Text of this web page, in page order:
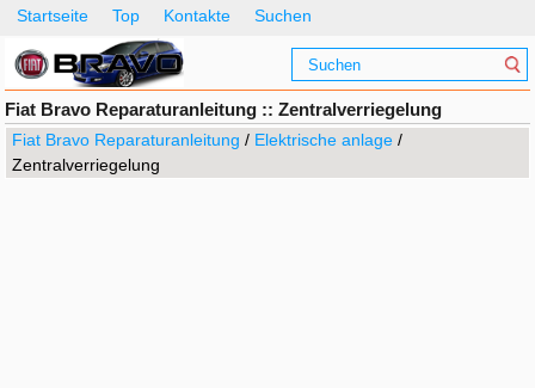
Startseite Top Kontakte Suchen
Fiat Bravo Reparaturanleitung :: Zentralverriegelung
Fiat Bravo Reparaturanleitung / Elektrische anlage /
Zentralverriegelung